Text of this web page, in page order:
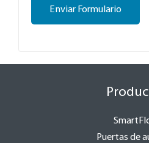
Enviar Formulario
Puertas de